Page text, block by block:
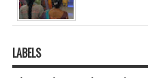
LABELS